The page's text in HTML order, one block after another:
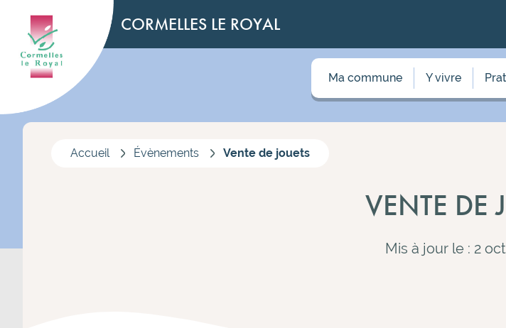
CORMELLES LE ROYAL
Ma commune Y vivre
Accueil Évènements Vente de jouets
VENTE DE
Mis à jour le : 2